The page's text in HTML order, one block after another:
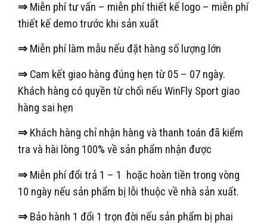
⇒ Miễn phí tư vấn – miễn phí thiết kế logo – miễn phí
thiết kế demo trước khi sản xuất
⇒ Miễn phí làm mẫu nếu đặt hàng số lượng lớn
⇒ Cam kết giao hàng đúng hẹn từ 05 – 07 ngày.
Khách hàng có quyền từ chối nếu WinFly Sport giao
hàng sai hẹn
⇒ Khách hàng chỉ nhận hàng và thanh toán đã kiểm
tra và hài lòng 100% về sản phẩm nhận được
⇒ Miễn phí đổi trả 1 – 1 hoặc hoàn tiền trong vòng
10 ngày nếu sản phẩm bị lỗi thuộc về nhà sản xuất.
⇒ Bảo hành 1 đổi 1 trọn đời nếu sản phẩm bị phai